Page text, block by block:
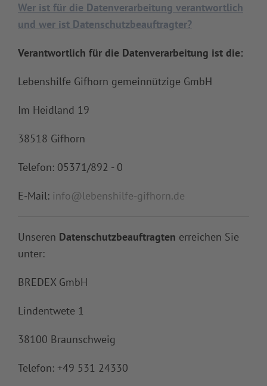
Wer ist für die Datenverarbeitung verantwortlich
und wer ist Datenschutzbeauftragter?
Verantwortlich für die Datenverarbeitung ist die:
Lebenshilfe Gifhorn gemeinnützige GmbH
Im Heidland 19
38518 Gifhorn
Telefon: 05371/892 - 0
E-Mail: info@lebenshilfe-gifhorn.de
Unseren Datenschutzbeauftragten erreichen Sie
unter:
BREDEX GmbH
Lindentwete 1
38100 Braunschweig
Telefon: +49 531 24330